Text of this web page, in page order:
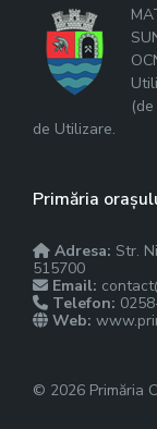
de Utilizare.
Primăria
Adresa: Str.
515700
Email:
Telefon:
Web:
© 2026 Primăria